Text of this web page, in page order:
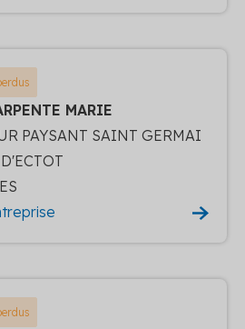
MARIE
PAYSANT SAINT GERMAI